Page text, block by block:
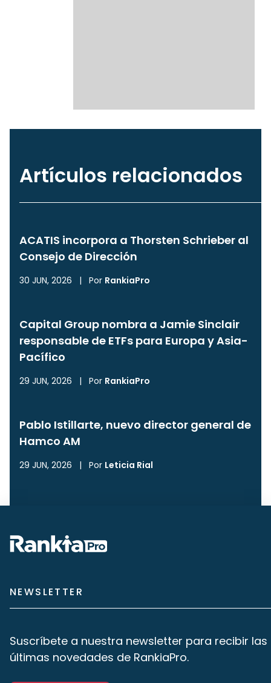
Artículos relacionados
ACATIS incorpora a Thorsten Schrieber al
Consejo de Dirección
30 JUN, 2026 | Por RankiaPro
Capital Group nombra a Jamie Sinclair
responsable de ETFs para Europa y Asia-
Pacífico
29 JUN, 2026 | Por RankiaPro
Pablo Istillarte, nuevo director general de
Hamco AM
29 JUN, 2026 | Por Leticia Rial
NEWSLETTER
Suscríbete a nuestra newsletter para recibir las
últimas novedades de RankiaPro.